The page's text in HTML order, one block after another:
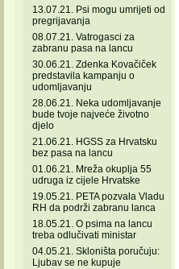
13.07.21. Psi mogu umrijeti od
pregrijavanja
08.07.21. Vatrogasci za
zabranu pasa na lancu
30.06.21. Zdenka Kovačiček
predstavila kampanju o
udomljavanju
28.06.21. Neka udomljavanje
bude tvoje najveće životno
djelo
21.06.21. HGSS za Hrvatsku
bez pasa na lancu
01.06.21. Mreža okuplja 55
udruga iz cijele Hrvatske
19.05.21. PETA pozvala Vladu
RH da podrži zabranu lanca
18.05.21. O psima na lancu
treba odlučivati ministar
04.05.21. Skloništa poručuju:
Ljubav se ne kupuje